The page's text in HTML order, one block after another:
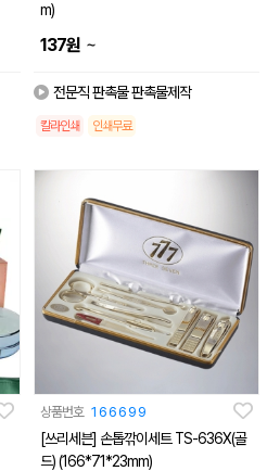
m)
137원 ~
전문직 판촉물 판촉물제작
칼라인쇄 인쇄무료
상품번호 166699
[쓰리세븐] 손톱깎이세트 TS-636X(골
드) (166*71*23mm)